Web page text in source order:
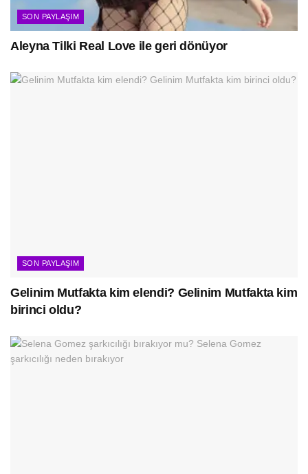
SON PAYLAŞIM
Aleyna Tilki Real Love ile geri dönüyor
SON PAYLAŞIM
Gelinim Mutfakta kim elendi? Gelinim Mutfakta kim
birinci oldu?